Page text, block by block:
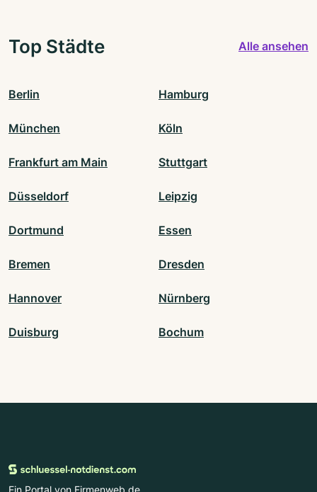
Top Städte Alle ansehen
Berlin Hamburg
München Köln
Frankfurt am Main Stuttgart
Düsseldorf Leipzig
Dortmund Essen
Bremen Dresden
Hannover Nürnberg
Duisburg Bochum
Ein Portal von Firmenweb.de